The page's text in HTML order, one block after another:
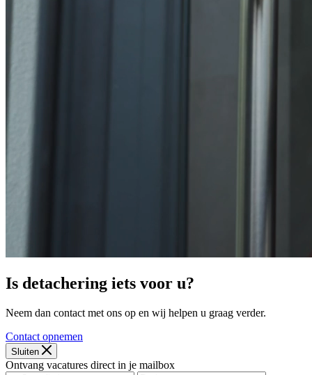
Is detachering iets voor u?
Neem dan contact met ons op en wij helpen u graag verder.
Contact opnemen
Sluiten
Ontvang vacatures direct in je mailbox